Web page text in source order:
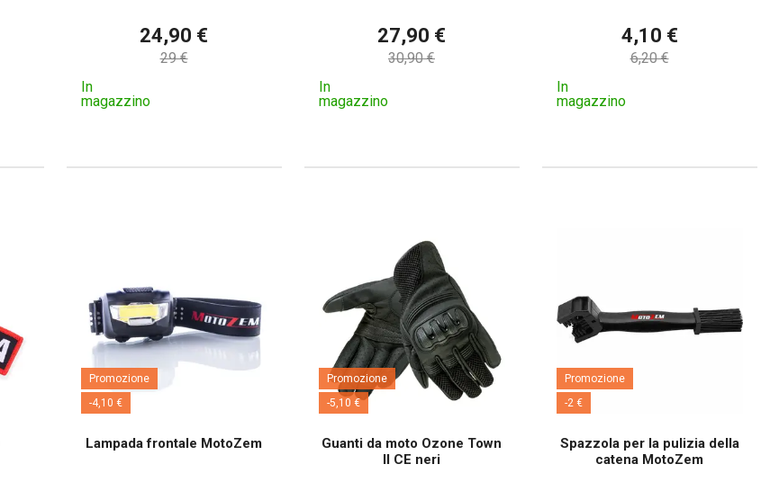
24,90 €
29 €
In
magazzino
27,90 €
30,90 €
In
magazzino
4,10 €
6,20 €
In
magazzino
Promozione
-4,10 €
Lampada frontale MotoZem
Promozione
-5,10 €
Guanti da moto Ozone Town
II CE neri
Promozione
-2 €
Spazzola per la pulizia della
catena MotoZem